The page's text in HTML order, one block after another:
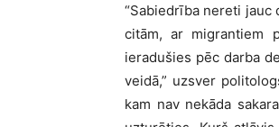
“Sabiedrība nereti jauc
citām, ar migrantiem
ieradušies pēc darba
veidā,” uzsver
kam nav nekāda